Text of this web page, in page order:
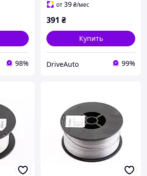
98%
от39₴/мес
391 ₴
Купить
DriveAuto 99%